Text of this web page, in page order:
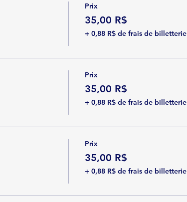
Prix
35,00 R$
+ 0,88 R$ de frais de billetterie
Prix
35,00 R$
+ 0,88 R$ de frais de billetterie
Prix
35,00 R$
+ 0,88 R$ de frais de billetterie